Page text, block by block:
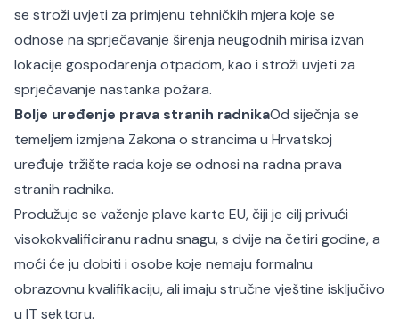
se stroži uvjeti za primjenu tehničkih mjera koje se
odnose na sprječavanje širenja neugodnih mirisa izvan
lokacije gospodarenja otpadom, kao i stroži uvjeti za
sprječavanje nastanka požara.
Bolje uređenje prava stranih radnikaOd siječnja se
temeljem izmjena Zakona o strancima u Hrvatskoj
uređuje tržište rada koje se odnosi na radna prava
stranih radnika.
Produžuje se važenje plave karte EU, čiji je cilj privući
visokokvalificiranu radnu snagu, s dvije na četiri godine, a
moći će ju dobiti i osobe koje nemaju formalnu
obrazovnu kvalifikaciju, ali imaju stručne vještine isključivo
u IT sektoru.